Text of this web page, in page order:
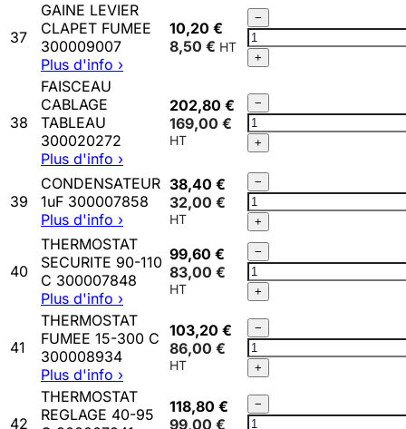
300009009
37
GAINE LEVIER
CLAPET FUMEE
300009007
Plus d'info ›
10,20 €
8,50 €
− Qté
GAINE
LEVIER
CLAPET
300009007
+
38
FAISCEAU
CABLAGE
TABLEAU
300020272
Plus d'info ›
202,80 €
169,00 €
− Qté
FAISCEAU
CABLAGE
TABLEAU
300020272
+
39
CONDENSATEUR
1uF 300007858
Plus d'info ›
38,40 €
32,00 €
− Qté
CONDENSATEUR
1uF
300007858
+
40
THERMOSTAT
SECURITE 90-110
C 300007848
Plus d'info ›
99,60 €
83,00 €
− Qté
THERMOSTAT
SECURITE
90-
110
C
300007848
+
41
THERMOSTAT
FUMEE 15-300 C
300008934
Plus d'info ›
103,20 €
86,00 €
− Qté
THERMOSTAT
FUMEE
15-
300
C
+
42
THERMOSTAT
REGLAGE 40-95
118,80 €
99,00 €
− Qté
THERMOSTAT